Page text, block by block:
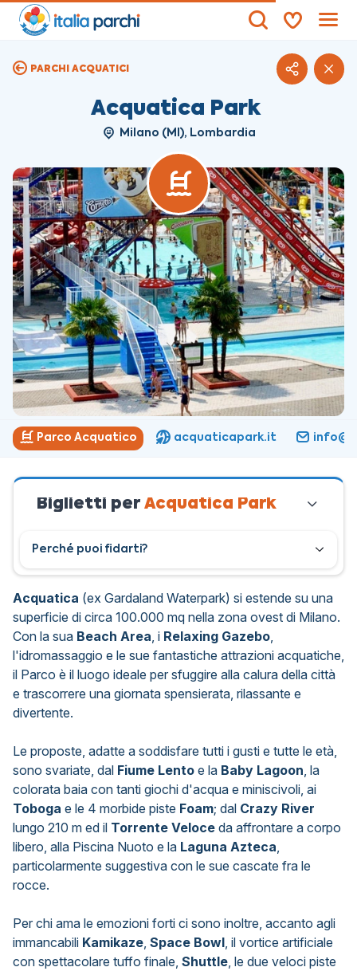
PARCHI ACQUATICI
Acquatica Park
Milano (MI), Lombardia
Parco Acquatico acquaticapark.it
Acquatica (ex Gardaland Waterpark) si estende su una
superficie di circa 100.000 mq nella zona ovest di Milano.
Con la sua Beach Area , i Relaxing Gazebo
l'idromassaggio e le sue fantastiche attrazioni acquatiche,
il Parco è il luogo ideale per sfuggire alla calura della città
e trascorrere una giornata spensierata, rilassante e
divertente.
Le proposte, adatte a soddisfare tutti i gusti e tutte le età,
sono svariate, dal Fiume Lento e la Baby Lagoon , la
colorata baia con tanti giochi d'acqua e miniscivoli, ai
Toboga e le 4 morbide piste Foam; dal Crazy River
lungo 210 m ed il Torrente Veloce da affrontare a corpo
libero, alla Piscina Nuoto e la Laguna Azteca
particolarmente suggestiva con le sue cascate fra le
rocce.
Per chi ama le emozioni forti ci sono inoltre, accanto agli
immancabili Kamikaze Space Bowl , il vortice artificiale
con spettacolare tuffo finale, Shuttle , le due veloci piste
Biglietti per Acquatica Park
Perché puoi fidarti?